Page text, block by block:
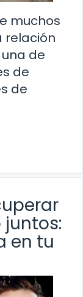
muchos
relación
de
de
de
en tu